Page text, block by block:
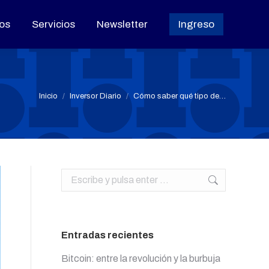
Servicios Newsletter Ingreso
Estás aquí:
Inicio Inversor Diario Cómo saber qué tipo de…
Buscar:
Entradas recientes
Bitcoin: entre la revolución y la burbuja
Servicios Newsletter Ingreso